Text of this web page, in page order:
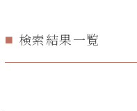
検索結果一覧